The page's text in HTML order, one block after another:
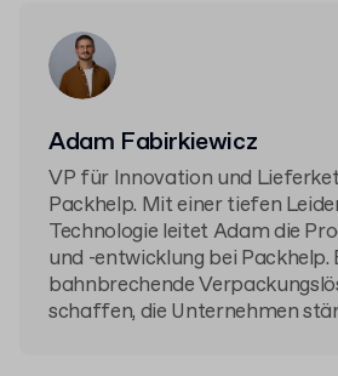
Adam Fabirkiewicz
VP für Innovation und
Packhelp. Mit einer tiefen
Technologie leitet Adam die
und -entwicklung bei
bahnbrechende
schaffen, die Unternehmen